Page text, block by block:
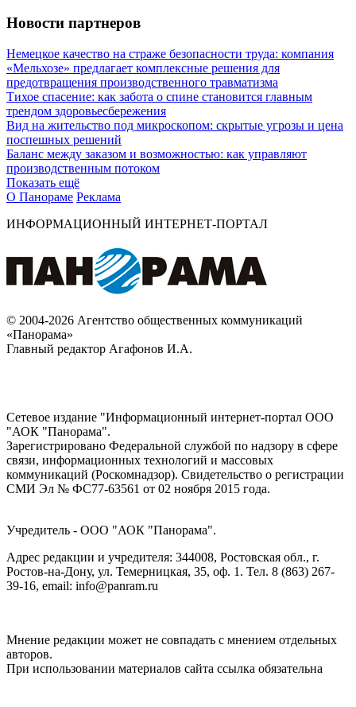
Новости партнеров
Немецкое качество на страже безопасности труда: компания
«Мельхозе» предлагает комплексные решения для
предотвращения производственного травматизма
Тихое спасение: как забота о спине становится главным
трендом здоровьесбережения
Вид на жительство под микроскопом: скрытые угрозы и цена
поспешных решений
Баланс между заказом и возможностью: как управляют
производственным потоком
Показать ещё
О Панораме Реклама
ИНФОРМАЦИОННЫЙ ИНТЕРНЕТ-ПОРТАЛ
© 2004-2026 Агентство общественных коммуникаций
«Панорама»
Главный редактор Агафонов И.А.
Сетевое издание "Информационный интернет-портал ООО
"АОК "Панорама".
Зарегистрировано Федеральной службой по надзору в сфере
связи, информационных технологий и массовых
коммуникаций (Роскомнадзор). Cвидетельство о регистрации
СМИ Эл № ФС77-63561 от 02 ноября 2015 года.
Учредитель - ООО "АОК "Панорама".
Адрес редакции и учредителя: 344008, Ростовская обл., г.
Ростов-на-Дону, ул. Темерницкая, 35, оф. 1. Тел. 8 (863) 267-
39-16, email: info@panram.ru
Мнение редакции может не совпадать с мнением отдельных
авторов.
При использовании материалов сайта ссылка обязательна